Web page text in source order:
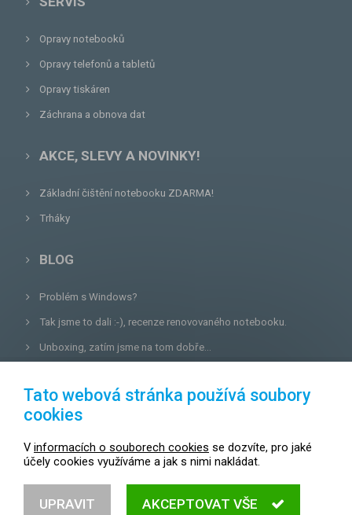
Opravy notebooků
Opravy telefonů a tabletů
Opravy tiskáren
Záchrana a obnova dat
AKCE, SLEVY A NOVINKY!
Základní čištění notebooku ZDARMA!
Trháky
BLOG
Problém s Windows?
Tak jsme to dali :-), recenze renovovaného notebooku.
Unboxing, zatím jsme na tom dobře...
OPTIMA DAX S.R.O.
Lazecká 46/3, 779 00Olomouc
Zákaznická linka: +420 587 407 456
Tato webová stránka používá soubory
cookies
V informacích o souborech cookies se dozvíte, pro jaké
účely cookies využíváme a jak s nimi nakládat.
UPRAVIT AKCEPTOVAT VŠE